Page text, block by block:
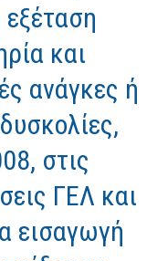
και
ανάγκες ή
στις
ΓΕΛ και
εισαγωγή